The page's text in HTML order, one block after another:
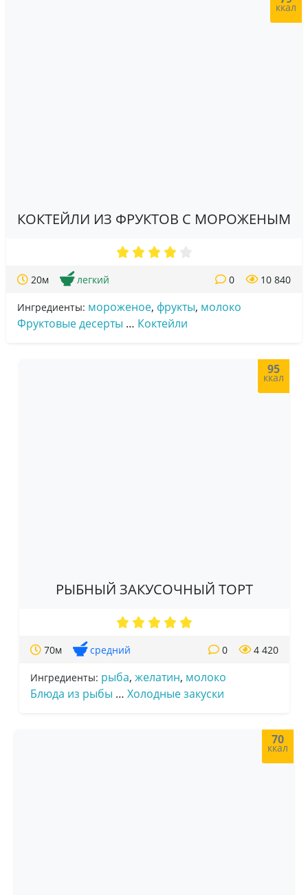
ккал
КОКТЕЙЛИ ИЗ ФРУКТОВ С МОРОЖЕНЫМ
20м легкий 10 840
0
Ингредиенты: мороженое, фрукты, молоко
Фруктовые десерты … Коктейли
95
ккал
РЫБНЫЙ ЗАКУСОЧНЫЙ ТОРТ
70м средний 4 420
0
Ингредиенты: рыба, желатин, молоко
Блюда из рыбы … Холодные закуски
70
ккал